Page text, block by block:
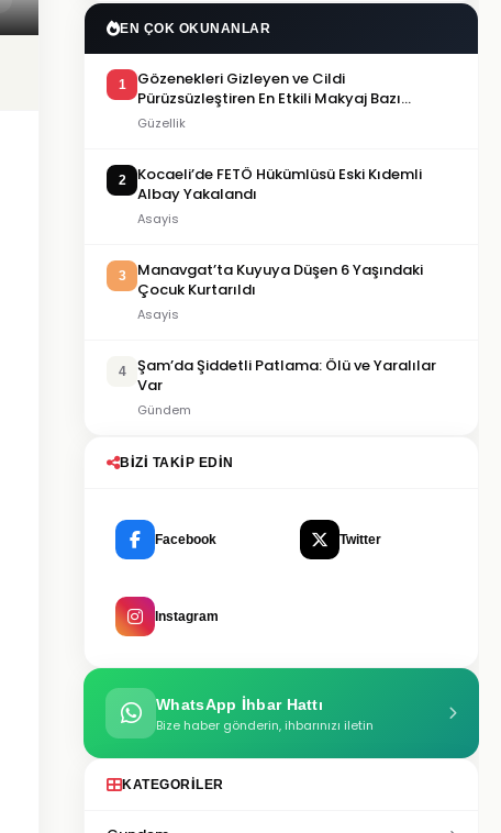
EN ÇOK OKUNANLAR
1
Gözenekleri Gizleyen ve Cildi
Pürüzsüzleştiren En Etkili Makyaj Bazı
Önerileri
Güzellik
2
Kocaeli’de FETÖ Hükümlüsü Eski Kıdemli
Albay Yakalandı
Asayis
3
Manavgat’ta Kuyuya Düşen 6 Yaşındaki
Çocuk Kurtarıldı
Asayis
4
Şam’da Şiddetli Patlama: Ölü ve Yaralılar
Var
Gündem
BIZI TAKIP EDIN
Facebook Twitter
Instagram
WhatsApp İhbar Hattı
Bize haber gönderin, ihbarınızı iletin
KATEGORILER